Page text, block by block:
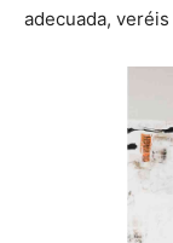
adecuada,